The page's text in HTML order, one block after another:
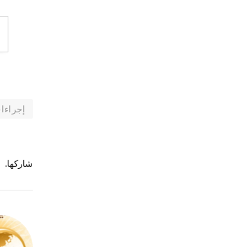
كتابة بريدك الإلكتروني...
شاركها.